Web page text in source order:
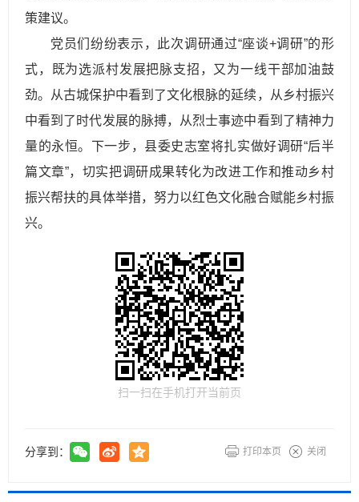
策建议。
党员们纷纷表示，此次调研通过“座谈+调研”的形
式，既为选派村发展把脉支招，又为一线干部加油鼓
劲。从古城保护中看到了文化根脉的延续，从乡村振兴
中看到了时代发展的脉搏，从烈士事迹中看到了精神力
量的永恒。下一步，县委史志室将扎实做好调研“后半
篇文章”，切实把调研成果转化为改进工作和推动乡村
振兴帮扶的具体举措，努力以红色文化融合赋能乡村振
兴。
扫一扫在手机打开当前页
分享到： 打印本页 关闭